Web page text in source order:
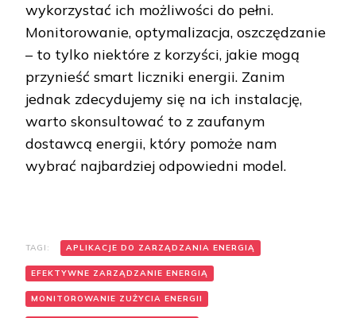
wykorzystać ich możliwości do pełni.
Monitorowanie, optymalizacja, oszczędzanie
– to tylko niektóre z korzyści, jakie mogą
przynieść smart liczniki energii. Zanim
jednak zdecydujemy się na ich instalację,
warto skonsultować to z zaufanym
dostawcą energii, który pomoże nam
wybrać najbardziej odpowiedni model.
TAGI: APLIKACJE DO ZARZĄDZANIA ENERGIĄ
EFEKTYWNE ZARZĄDZANIE ENERGIĄ
MONITOROWANIE ZUŻYCIA ENERGII